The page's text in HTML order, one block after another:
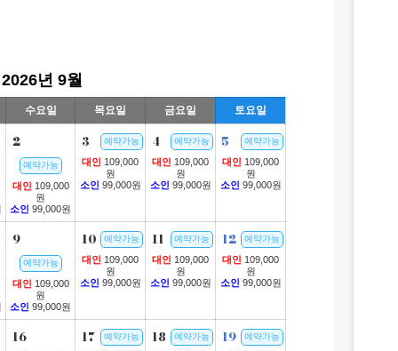
2026년 9월
수요일 목요일 금요일 토요일
2
예약가능
대인 109,000
원
소인 99,000원
3 예약가능
대인 109,000
원
소인 99,000원
4 예약가능
대인 109,000
원
소인 99,000원
5 예약가능
대인 109,000
원
소인 99,000원
9
예약가능
대인 109,000
원
소인 99,000원
10 예약가능
대인 109,000
원
소인 99,000원
11 예약가능
대인 109,000
원
소인 99,000원
12 예약가능
대인 109,000
원
소인 99,000원
16 17 예약가능 18 예약가능 19 예약가능